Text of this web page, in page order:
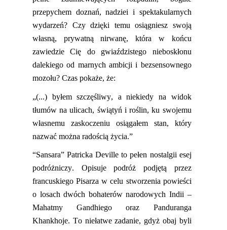
przepychem doznań, nadziei i spektakularnych
wydarzeń? Czy dzięki temu osiągniesz swoją
własną, prywatną nirwanę, która w końcu
zawiedzie Cię do gwiaździstego nieboskłonu
dalekiego od marnych ambicji i bezsensownego
mozołu? Czas pokaże, że:
„(...) byłem szczęśliwy, a niekiedy na widok
tłumów na ulicach, świątyń i roślin, ku swojemu
własnemu zaskoczeniu osiągałem stan, który
nazwać można radością życia.”
“Sansara” PatrickaDeville to pełen nostalgii esej
podróżniczy.
Opisuje podróż podjętą przez
francuskiegoPisarza w celu stworzenia powieści
o losach dwóch bohaterów narodowych Indii –
Mahatmy Gandhiego oraz Panduranga
Khankhoje. To niełatwe zadanie, gdyż obaj byli